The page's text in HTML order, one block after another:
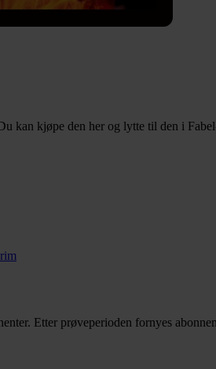
kan kjøpe den her og lytte til den i
Etter prøveperioden fornyes